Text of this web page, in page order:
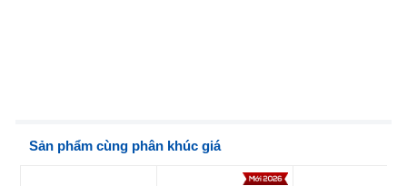
Sản phẩm cùng phân khúc giá
New